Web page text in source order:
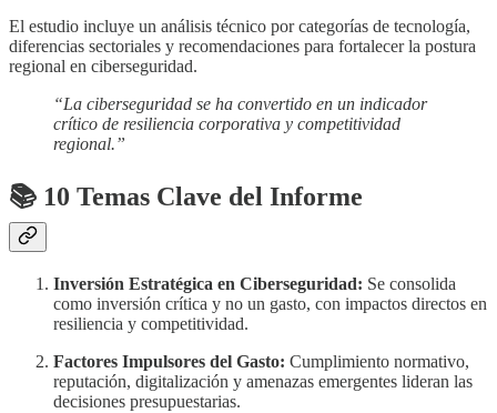
El estudio incluye un análisis técnico por categorías de tecnología,
diferencias sectoriales y recomendaciones para fortalecer la postura
regional en ciberseguridad.
“La ciberseguridad se ha convertido en un indicador
crítico de resiliencia corporativa y competitividad
regional.”
📚 10 Temas Clave del Informe
Inversión Estratégica en Ciberseguridad: Se consolida
como inversión crítica y no un gasto, con impactos directos en
resiliencia y competitividad.
Factores Impulsores del Gasto: Cumplimiento normativo,
reputación, digitalización y amenazas emergentes lideran las
decisiones presupuestarias.